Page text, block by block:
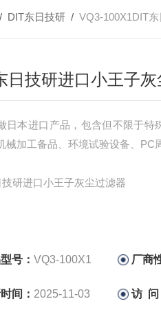
DIT东日技研/ VQ3-100X1DIT东日
日技研进口小王子
日本进口产品，包含但不限于特
械加工备品、环境试验设备、PC
研进口小王子灰尘过滤器
号： VQ3-100X1 厂商
间： 2025-11-03 访 问